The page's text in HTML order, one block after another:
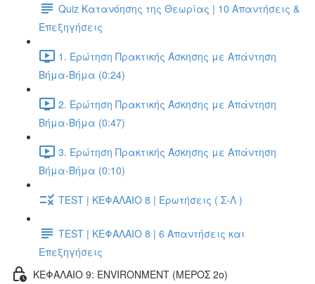
Quiz Κατανόησης της Θεωρίας | 10 Απαντήσεις &
Επεξηγήσεις
1. Ερώτηση Πρακτικής Άσκησης με Απάντηση
Βήμα-Βήμα (0:24)
2. Ερώτηση Πρακτικής Άσκησης με Απάντηση
Βήμα-Βήμα (0:47)
3. Ερώτηση Πρακτικής Άσκησης με Απάντηση
Βήμα-Βήμα (0:10)
TEST | ΚΕΦΑΛΑΙΟ 8 | Ερωτήσεις ( Σ-Λ )
TEST | ΚΕΦΑΛΑΙΟ 8 | 6 Απαντήσεις και
Επεξηγήσεις
ΚΕΦΑΛΑΙΟ 9: ENVIRONMENT (ΜΕΡΟΣ 2o)